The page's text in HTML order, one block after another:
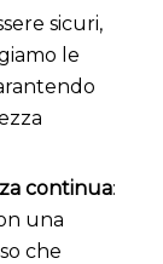
sicuri,
le
continua:
una
che